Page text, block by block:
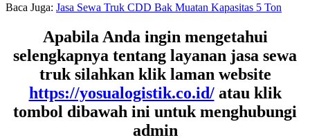
Baca Juga: Jasa Sewa Truk CDD Bak Muatan Kapasitas 5 Ton
Apabila Anda ingin mengetahui
selengkapnya tentang layanan jasa sewa
truk silahkan klik laman website
https://yosualogistik.co.id/atau klik
tombol dibawah ini untuk menghubungi
admin